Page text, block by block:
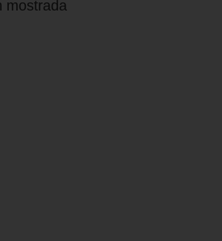
mostrada